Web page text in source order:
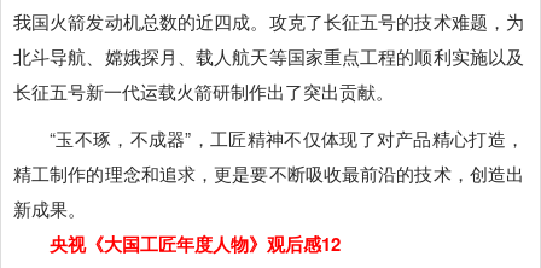
我国火箭发动机总数的近四成。攻克了长征五号的技术难题，为
北斗导航、嫦娥探月、载人航天等国家重点工程的顺利实施以及
长征五号新一代运载火箭研制作出了突出贡献。
“玉不琢，不成器”，工匠精神不仅体现了对产品精心打造，
精工制作的理念和追求，更是要不断吸收最前沿的技术，创造出
新成果。
央视《大国工匠年度人物》观后感12